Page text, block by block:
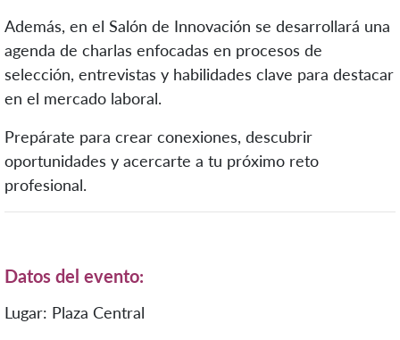
Además, en el Salón de Innovación se desarrollará una
agenda de charlas enfocadas en procesos de
selección, entrevistas y habilidades clave para destacar
en el mercado laboral.
Prepárate para crear conexiones, descubrir
oportunidades y acercarte a tu próximo reto
profesional.
Datos del evento:
Lugar: Plaza Central